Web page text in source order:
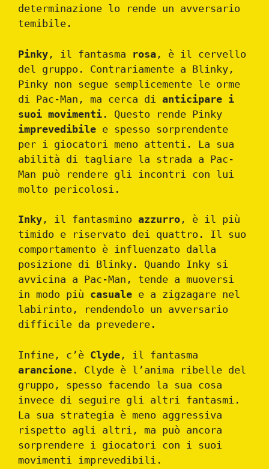
determinazione lo rende un avversario
temibile.
Pinky , il fantasma rosa , è il cervello
del gruppo. Contrariamente a Blinky,
Pinky non segue semplicemente le orme
di Pac-Man, ma cerca di anticipare i
suoi movimenti . Questo rende Pinky
imprevedibile e spesso sorprendente
per i giocatori meno attenti. La sua
abilità di tagliare la strada a Pac-
Man può rendere gli incontri con lui
molto pericolosi.
Inky , il fantasmino azzurro , è il più
timido e riservato dei quattro. Il suo
comportamento è influenzato dalla
posizione di Blinky. Quando Inky si
avvicina a Pac-Man, tende a muoversi
in modo più casuale e a zigzagare nel
labirinto, rendendolo un avversario
difficile da prevedere.
Infine, c’è Clyde , il fantasma
arancione . Clyde è l’anima ribelle del
gruppo, spesso facendo la sua cosa
invece di seguire gli altri fantasmi.
La sua strategia è meno aggressiva
rispetto agli altri, ma può ancora
sorprendere i giocatori con i suoi
movimenti imprevedibili.